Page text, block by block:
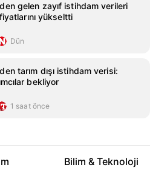
gelen zayıf istihdam verileri
yükseltti
Dün
tarım dışı istihdam verisi:
bekliyor
1 saat önce
Bilim & Teknoloji